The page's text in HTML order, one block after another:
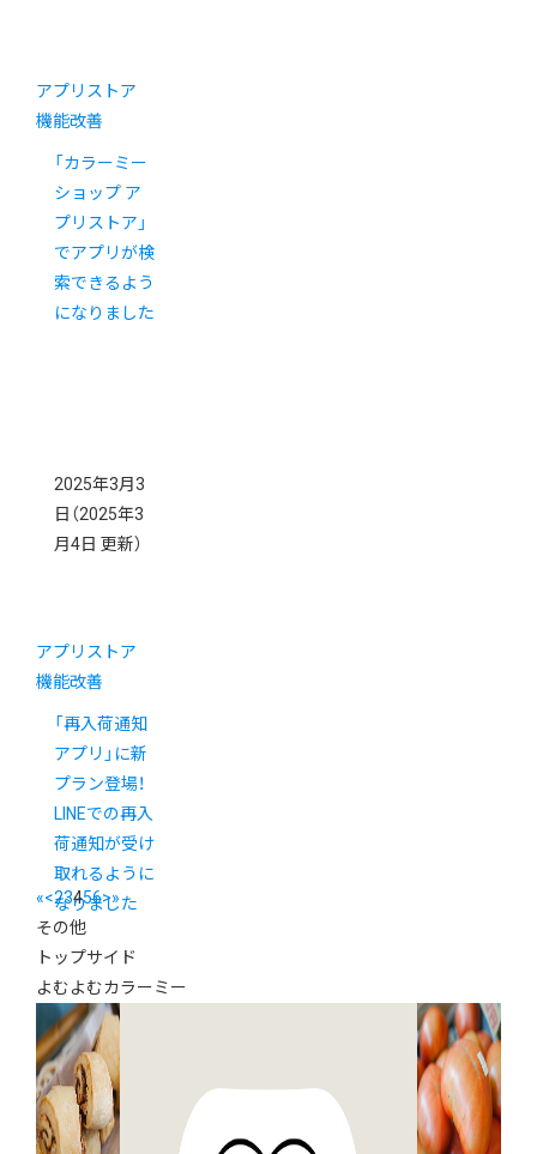
アプリストア
機能改善
「カラーミー
ショップ ア
プリストア」
でアプリが検
索できるよう
になりました
2025年3月3
日 （2025年3
月4日 更新）
アプリストア
機能改善
「再入荷通知
アプリ」に新
プラン登場！
LINEでの再入
荷通知が受け
取れるように
なりました
«<23456>»
その他
トップサイド
よむよむカラーミー